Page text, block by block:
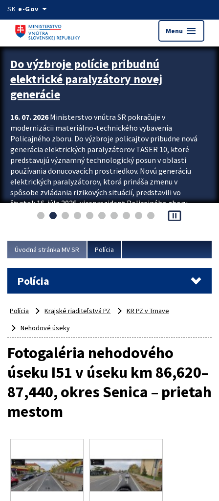
Preskocit na hlavný obsah
SK e-Govarrow_drop_down
Menu menu
Zastavit automatický posun upútavok
Do výzbroje polície pribudnú
elektrické paralyzátory novej
generácie
16. 07. 2026Ministerstvo vnútra SR pokračuje v
modernizácii materiálno-technického vybavenia
Policajného zboru. Do výzbroje policajtov pribudne nová
generácia elektrických paralyzátorov TASER 10, ktoré
predstavujú významný technologický posun v oblasti
používania donucovacích prostriedkov. Novú generáciu
elektrických paralyzátorov, ktorá prináša zmenu v
spôsobe zvládania rizikových situácií, predstavili vo
štvrtok 16. júla 2026 viceprezident Policajného zboru
Rastislav Polakovič a riaditeľ odboru výcviku...
pause_presentation
Úvodná stránka MV SR Polícia
Polícia
Polícia Krajské riaditeľstvá PZ
KR PZ v Trnave
Nehodové úseky
Fotogaléria nehodového
úseku I51 v úseku km 86,620–
87,440, okres Senica – prietah
mestom